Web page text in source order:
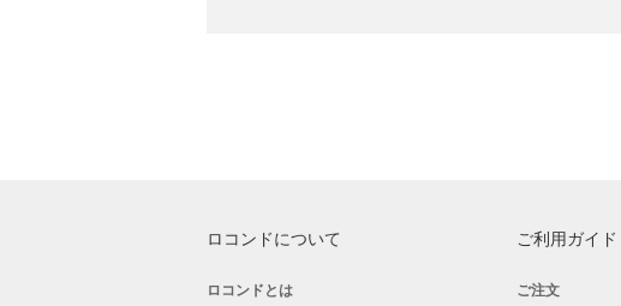
ロコンドについて
ロコンドとは
ご利用ガイド
ご注文